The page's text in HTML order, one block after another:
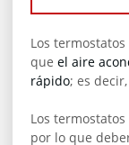
Los
que el aire
rápido; es
Los
por lo que